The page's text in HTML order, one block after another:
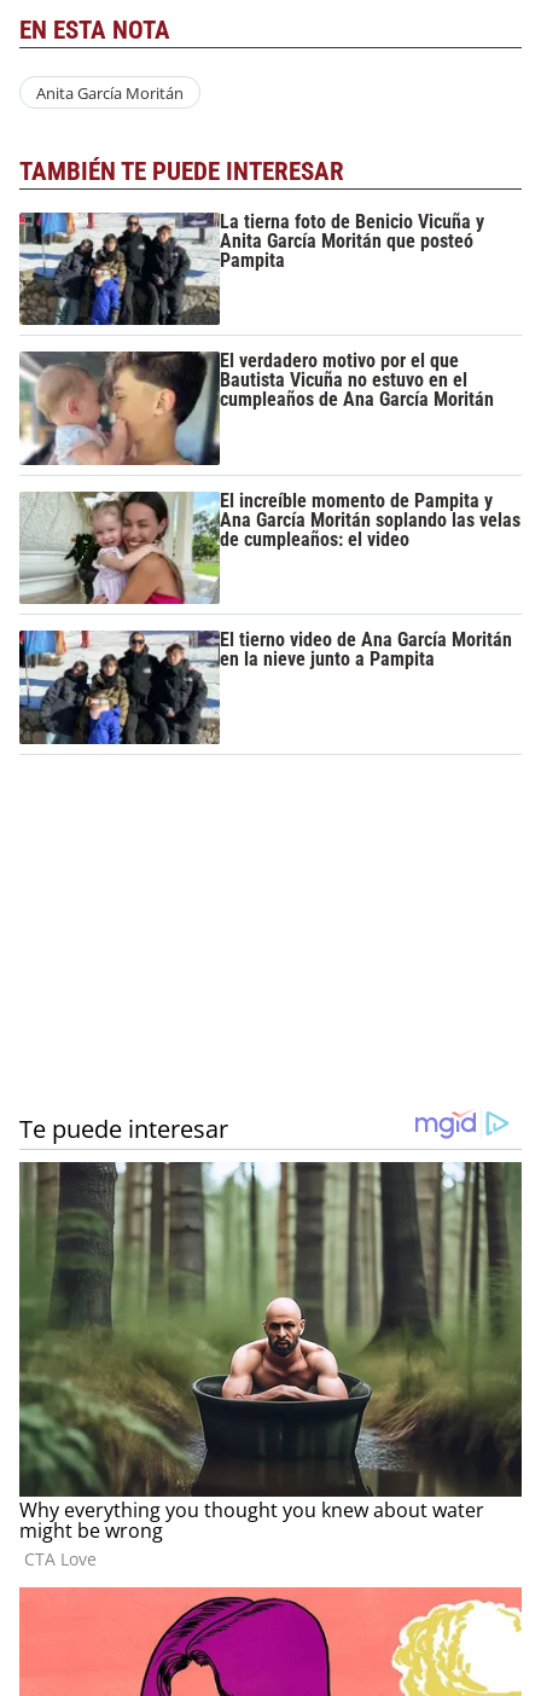
EN ESTA NOTA
Anita García Moritán
TAMBIÉN TE PUEDE INTERESAR
La tierna foto de Benicio Vicuña y
Anita García Moritán que posteó
Pampita
El verdadero motivo por el que
Bautista Vicuña no estuvo en el
cumpleaños de Ana García Moritán
El increíble momento de Pampita y
Ana García Moritán soplando las velas
de cumpleaños: el video
El tierno video de Ana García Moritán
en la nieve junto a Pampita